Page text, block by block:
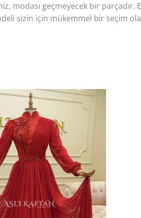
modası geçmeyecek bir
sizin için mükemmel bir seçim